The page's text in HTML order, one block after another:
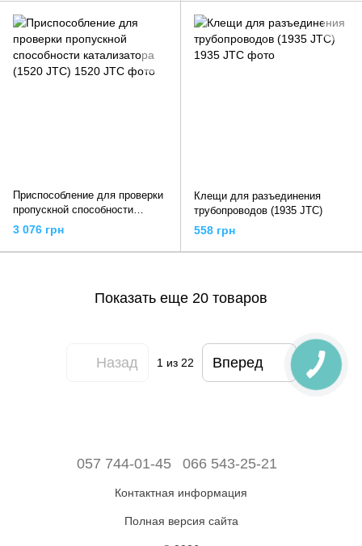
Приспособление для проверки
пропускной способности
катализатора (1520 JTC)
3 076 грн
Клещи для разъединения
трубопроводов (1935 JTC)
558 грн
Показать еще 20 товаров
Назад 1из 22 Вперед
057 744-01-45 066 543-25-21
Контактная информация
Полная версия сайта